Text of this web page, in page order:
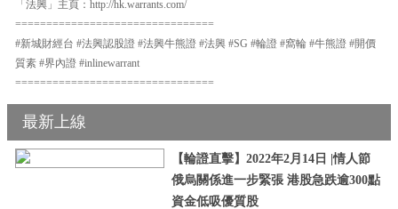
「法興」主頁：http://hk.warrants.com/
================================
#新城財經台 #法興認股證 #法興牛熊證 #法興 #SG #輪證 #窩輪 #牛熊證 #開價
質素 #界內證 #inlinewarrant
================================
最新上線
【輪證直擊】2022年2月14日 |情人節
俄烏關係進一步緊張 港股急跌逾300點
資金低吸優質股